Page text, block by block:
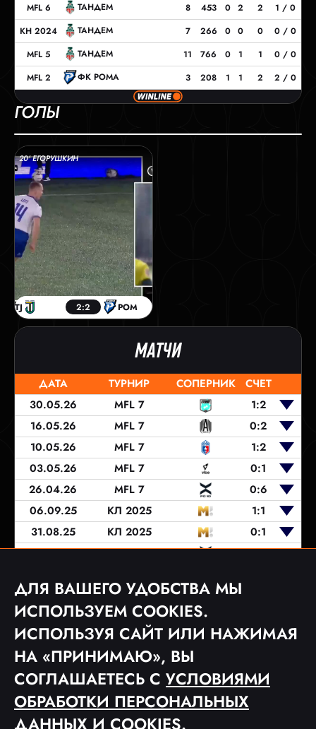
MFL 6
ТАНДЕМ 8 453 0 2 2
1 / 0
КН 2024
ТАНДЕМ 7 266 0 0 0
0 / 0
MFL 5
ТАНДЕМ 11 766 0 1 1
0 / 0
MFL 2
ФК РОМА 3 208 1 1 2 2 / 0
ГОЛЫ
20’ ЕГОРУШКИН
TJ 2:2 РОМ
МАТЧИ
ДАТА ТУРНИР СОПЕРНИК
СЧЕТ
30.05.26
MFL 7
1:2
16.05.26
MFL 7
0:2
10.05.26
MFL 7
1:2
03.05.26
MFL 7
0:1
26.04.26
MFL 7
0:6
06.09.25
КЛ 2025
1:1
31.08.25
КЛ 2025
0:1
15.06.25
MFL 6
0:8
05.06.25
MFL 6
1 2 3 ...
ДЛЯ ВАШЕГО УДОБСТВА МЫ
ИСПОЛЬЗУЕМ COOKIES.
ИСПОЛЬЗУЯ САЙТ ИЛИ НАЖИМАЯ
НА «ПРИНИМАЮ», ВЫ
СОГЛАШАЕТЕСЬ С УСЛОВИЯМИ
ОБРАБОТКИ ПЕРСОНАЛЬНЫХ
ДАННЫХ И COOKIES.